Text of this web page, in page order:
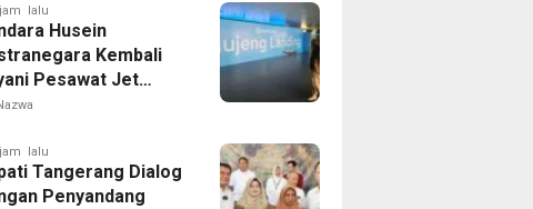
lalu
Husein
Kembali
Pesawat Jet
14 Agustus 2026,
Bandung-Denpasar
lalu
Tangerang Dialog
Penyandang